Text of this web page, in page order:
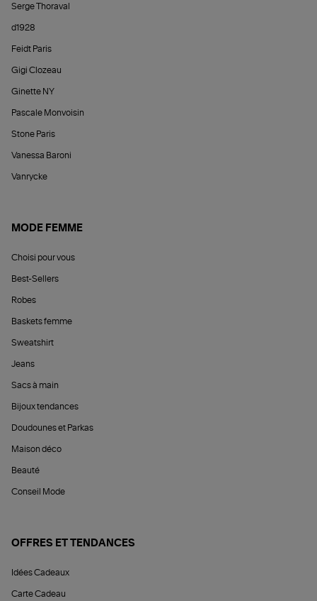
Serge Thoraval
d1928
Feidt Paris
Gigi Clozeau
Ginette NY
Pascale Monvoisin
Stone Paris
Vanessa Baroni
Vanrycke
MODE FEMME
Choisi pour vous
Best-Sellers
Robes
Baskets femme
Sweatshirt
Jeans
Sacs à main
Bijoux tendances
Doudounes et Parkas
Maison déco
Beauté
Conseil Mode
OFFRES ET TENDANCES
Idées Cadeaux
Carte Cadeau